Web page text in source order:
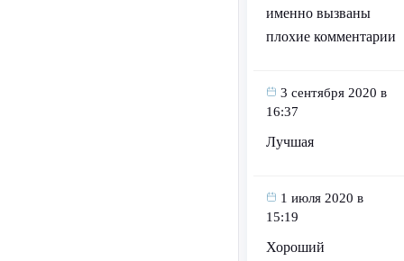
именно вызваны
плохие комментарии
3 сентября 2020 в
16:37
Лучшая
1 июля 2020 в
15:19
Хороший